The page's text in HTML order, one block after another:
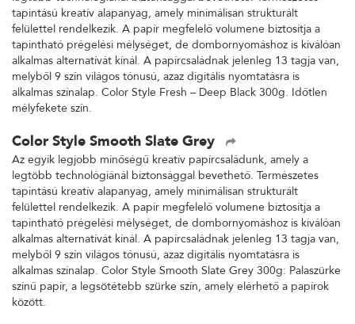
tapintású kreatív alapanyag, amely minimálisan strukturált
felülettel rendelkezik. A papír megfelelő volumene biztosítja a
tapintható prégelési mélységet, de dombornyomáshoz is kiválóan
alkalmas alternatívát kínál. A papírcsaládnak jelenleg 13 tagja van,
melyből 9 szín világos tónusú, azaz digitális nyomtatásra is
alkalmas színalap. Color Style Fresh – Deep Black 300g. Időtlen
mélyfekete szín.
Color Style Smooth Slate Grey
Az egyik legjobb minőségű kreatív papírcsaládunk, amely a
legtöbb technológiánál biztonsággal bevethető. Természetes
tapintású kreatív alapanyag, amely minimálisan strukturált
felülettel rendelkezik. A papír megfelelő volumene biztosítja a
tapintható prégelési mélységet, de dombornyomáshoz is kiválóan
alkalmas alternatívát kínál. A papírcsaládnak jelenleg 13 tagja van,
melyből 9 szín világos tónusú, azaz digitális nyomtatásra is
alkalmas színalap. Color Style Smooth Slate Grey 300g: Palaszürke
színű papír, a legsötétebb szürke szín, amely elérhető a papírok
között.